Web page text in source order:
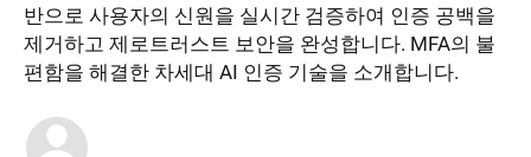
반으로 사용자의 신원을 실시간 검증하여 인증 공백을
제거하고 제로트러스트 보안을 완성합니다. MFA의 불
편함을 해결한 차세대 AI 인증 기술을 소개합니다.